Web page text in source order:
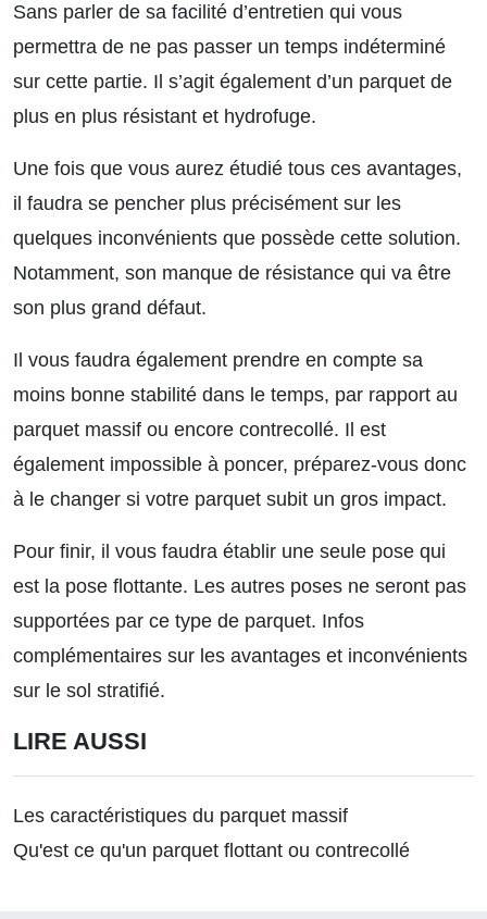
Sans parler de sa facilité d’entretien qui vous
permettra de ne pas passer un temps indéterminé
sur cette partie. Il s’agit également d’un parquet de
plus en plus résistant et hydrofuge.
Une fois que vous aurez étudié tous ces avantages,
il faudra se pencher plus précisément sur les
quelques inconvénients que possède cette solution.
Notamment, son manque de résistance qui va être
son plus grand défaut.
Il vous faudra également prendre en compte sa
moins bonne stabilité dans le temps, par rapport au
parquet massif ou encore contrecollé. Il est
également impossible à poncer, préparez-vous donc
à le changer si votre parquet subit un gros impact.
Pour finir, il vous faudra établir une seule pose qui
est la pose flottante. Les autres poses ne seront pas
supportées par ce type de parquet. Infos
complémentaires sur les avantages et inconvénients
sur le sol stratifié.
LIRE AUSSI
Les caractéristiques du parquet massif
Qu'est ce qu'un parquet flottant ou contrecollé